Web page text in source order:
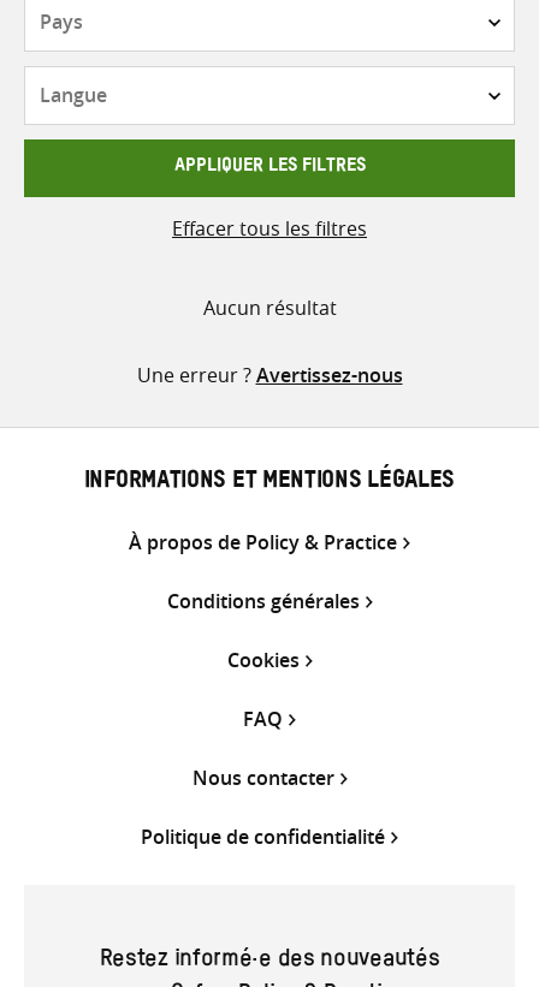
APPLIQUER LES FILTRES
Effacer tous les filtres
Aucun résultat
Une erreur ?Avertissez-nous
INFORMATIONS ET MENTIONS LÉGALES
À propos de Policy & Practice
Conditions générales
Cookies
FAQ
Nous contacter
Politique de confidentialité
Restez informé·e des nouveautés